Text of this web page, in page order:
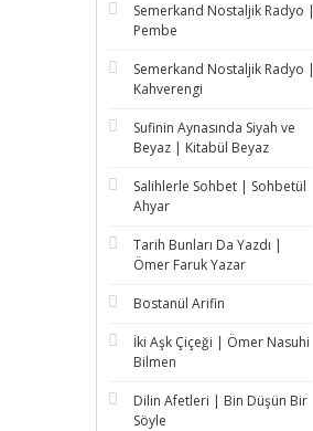
Semerkand Nostaljik Radyo |
Pembe
Semerkand Nostaljik Radyo |
Kahverengi
Sufinin Aynasında Siyah ve
Beyaz | Kitabül Beyaz
Salihlerle Sohbet | Sohbetül
Ahyar
Tarih Bunları Da Yazdı |
Ömer Faruk Yazar
Bostanül Arifin
İki Aşk Çiçeği | Ömer Nasuhi
Bilmen
Dilin Afetleri | Bin Düşün Bir
Söyle